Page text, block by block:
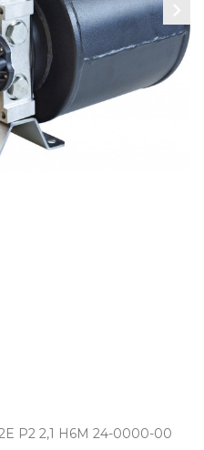
P2 2,1 H6M 24-0000-00